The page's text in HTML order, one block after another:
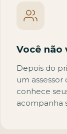
Você não
Depois do
um
conhece
acompanha